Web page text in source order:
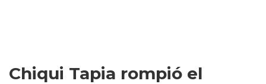
Chiqui Tapia rompió el